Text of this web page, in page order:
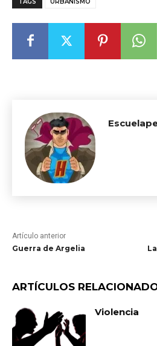
Artículo anterior
Guerra de Argelia
ARTÍCULOS
Violencia